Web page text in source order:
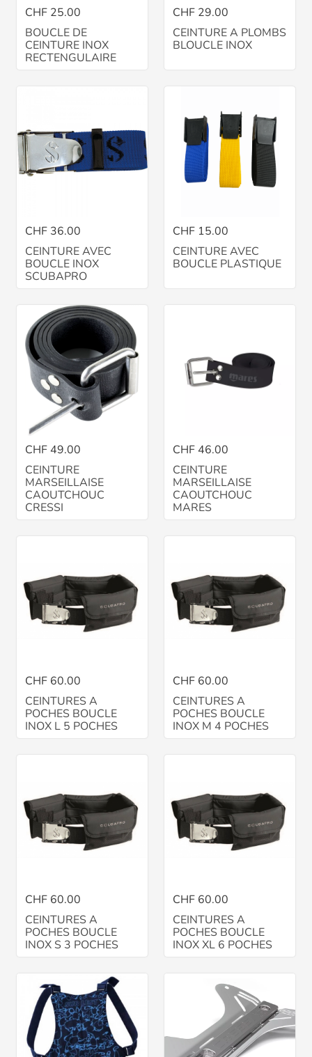
CHF 25.00
BOUCLE DE
CEINTURE INOX
RECTENGULAIRE
CHF 29.00
CEINTURE A PLOMBS
BLOUCLE INOX
CHF 36.00
CEINTURE AVEC
BOUCLE INOX
SCUBAPRO
CHF 15.00
CEINTURE AVEC
BOUCLE PLASTIQUE
CHF 49.00
CEINTURE
MARSEILLAISE
CAOUTCHOUC
CRESSI
CHF 46.00
CEINTURE
MARSEILLAISE
CAOUTCHOUC
MARES
CHF 60.00
CEINTURES A
POCHES BOUCLE
INOX L 5 POCHES
CHF 60.00
CEINTURES A
POCHES BOUCLE
INOX M 4 POCHES
CHF 60.00
CEINTURES A
POCHES BOUCLE
INOX S 3 POCHES
CHF 60.00
CEINTURES A
POCHES BOUCLE
INOX XL 6 POCHES